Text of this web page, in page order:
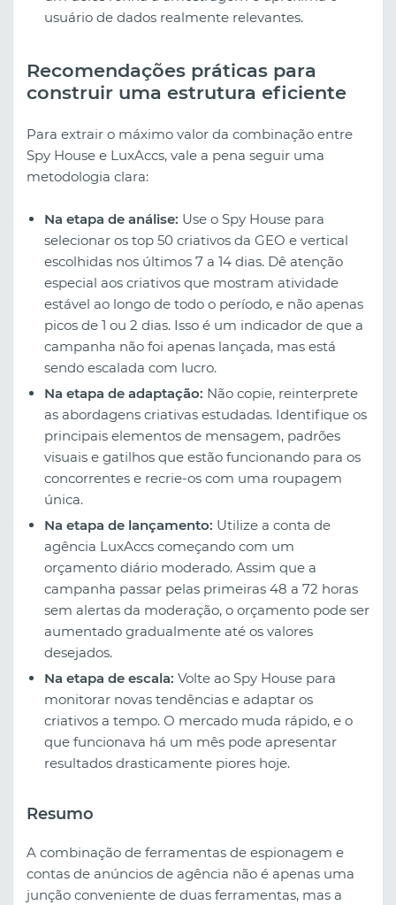
usuário de dados realmente relevantes.
Recomendações práticas para
construir uma estrutura eficiente
Para extrair o máximo valor da combinação entre
Spy House e LuxAccs, vale a pena seguir uma
metodologia clara:
Na etapa de análise: Use o Spy House para
selecionar os top 50 criativos da GEO e vertical
escolhidas nos últimos 7 a 14 dias. Dê atenção
especial aos criativos que mostram atividade
estável ao longo de todo o período, e não apenas
picos de 1 ou 2 dias. Isso é um indicador de que a
campanha não foi apenas lançada, mas está
sendo escalada com lucro.
Na etapa de adaptação: Não copie, reinterprete
as abordagens criativas estudadas. Identifique os
principais elementos de mensagem, padrões
visuais e gatilhos que estão funcionando para os
concorrentes e recrie-os com uma roupagem
única.
Na etapa de lançamento: Utilize a conta de
agência LuxAccs começando com um
orçamento diário moderado. Assim que a
campanha passar pelas primeiras 48 a 72 horas
sem alertas da moderação, o orçamento pode ser
aumentado gradualmente até os valores
desejados.
Na etapa de escala: Volte ao Spy House para
monitorar novas tendências e adaptar os
criativos a tempo. O mercado muda rápido, e o
que funcionava há um mês pode apresentar
resultados drasticamente piores hoje.
Resumo
A combinação de ferramentas de espionagem e
contas de anúncios de agência não é apenas uma
junção conveniente de duas ferramentas, mas a